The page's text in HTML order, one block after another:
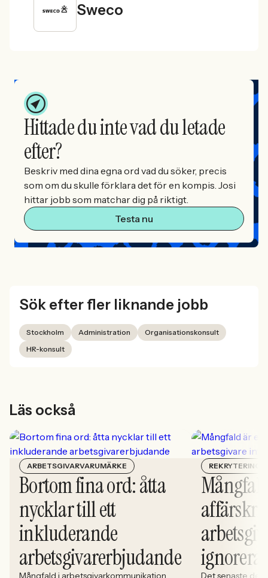
Sweco
Hittade du inte vad du letade
efter?
Beskriv med dina egna ord vad du söker, precis
som om du skulle förklara det för en kompis. Josi
hittar jobb som matchar dig på riktigt.
Testa nu
Sök efter fler liknande jobb
Stockholm Administration
Organisationskonsult
HR-konsult
Läs också
ARBETSGIVARVARUMÄRKE
Bortom fina ord: åtta
nycklar till ett
inkluderande
arbetsgivarerbjudande
Mångfald i arbetsgivarkommunikation
REKRYTERING
ignorera
Det senaste